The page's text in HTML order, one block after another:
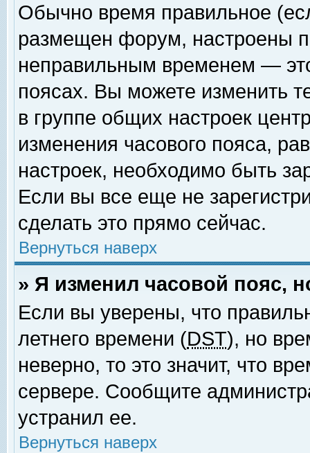
Обычно время правильное
размещен форум, настроены
неправильным временем —
поясах. Вы можете изменить
в группе общих настроек
изменения часового пояса,
настроек, необходимо быть
Если вы все еще не
сделать это прямо сейчас.
Вернуться наверх
» Я изменил часовой пояс,
Если вы уверены, что
летнего времени (DST), но
неверно, то это значит, что
сервере. Сообщите
устранил ее.
Вернуться наверх